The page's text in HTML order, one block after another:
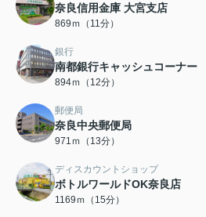
奈良信用金庫 大宮支店
869ｍ（11分）
銀行
南都銀行キャッシュコーナ
894ｍ（12分）
郵便局
奈良中央郵便局
971ｍ（13分）
ディスカウントショップ
ボトルワールドOK奈良店
1169ｍ（15分）